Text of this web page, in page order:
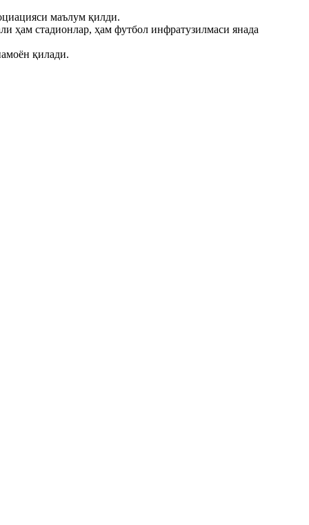
маълум қилди.
ҳам стадионлар, ҳам футбол инфратузилмаси янада
қилади.